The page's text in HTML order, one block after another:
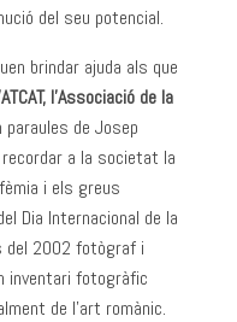
del seu potencial.
brindar ajuda als que
l’Associació de la
paraules de Josep
a la societat la
i els greus
Dia Internacional de la
del 2002 fotògraf i
inventari fotogràfic
de l’art romànic.